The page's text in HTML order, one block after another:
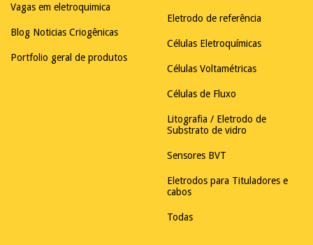
Vagas em eletroquimica
Blog Noticias Criogênicas
Portfolio geral de produtos
Eletrodo de referência
Células Eletroquímicas
Células Voltamétricas
Células de Fluxo
Litografia / Eletrodo de
Substrato de vidro
Sensores BVT
Eletrodos para Tituladores e
cabos
Todas